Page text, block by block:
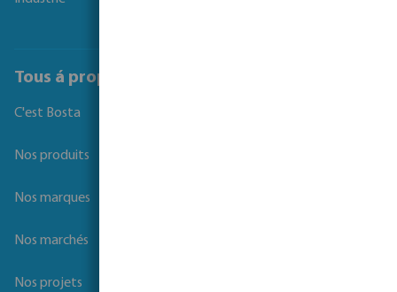
Tous á propos de Bosta
C'est Bosta
Nos produits
Nos marques
Nos marchés
Nos projets